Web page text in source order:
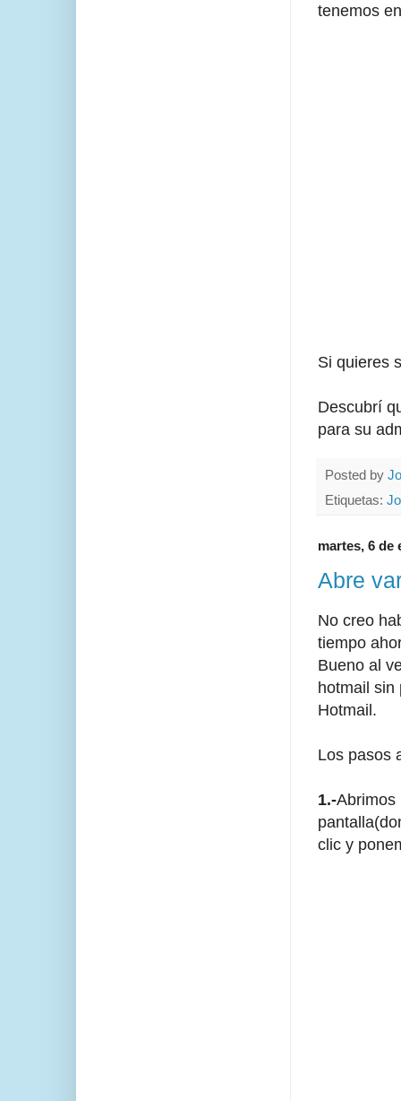
tenemos
Si quieres
Descubrí
para su
Posted by
Etiquetas:
martes, 6 de
Abre
No creo
tiempo
Bueno al
hotmail sin
Hotmail.
Los pasos
1.-Abrimos
clic y